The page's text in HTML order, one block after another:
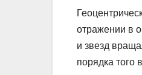
отражении в
и звезд
порядка того